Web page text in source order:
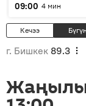
09:00 4 мин
Кечээ Бүгүн
г. Бишкек 89.3